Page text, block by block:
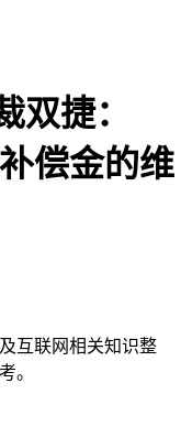
双捷：
偿金的维
互联网相关知识整
。